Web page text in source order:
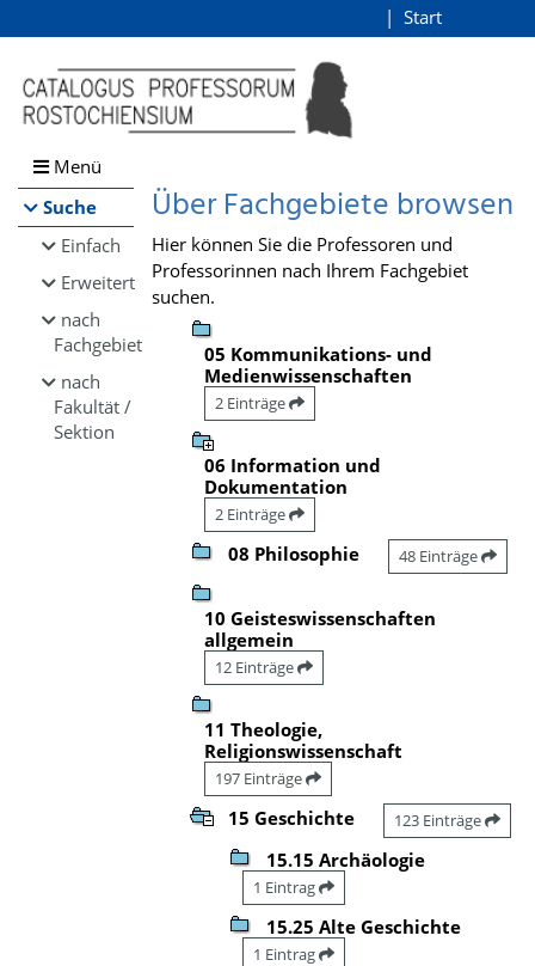
Browsen
direkt zum Inhalt
Start
Menü
Suche
Einfach
Erweitert
nach
Fachgebiet
nach
Fakultät /
Sektion
Über Fachgebiete browsen
Hier können Sie die Professoren und
Professorinnen nach Ihrem Fachgebiet
suchen.
05 Kommunikations- und
Medienwissenschaften
2 Einträge
06 Information und
Dokumentation
2 Einträge
08 Philosophie 48 Einträge
10 Geisteswissenschaften
allgemein
12 Einträge
11 Theologie,
Religionswissenschaft
197 Einträge
15 Geschichte 123 Einträge
15.15 Archäologie
1 Eintrag
15.25 Alte Geschichte
1 Eintrag